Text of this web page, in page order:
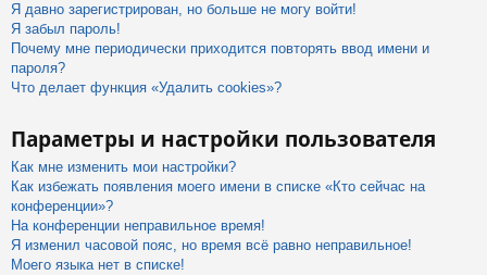
Я давно зарегистрирован, но больше не могу войти!
Я забыл пароль!
Почему мне периодически приходится повторять ввод имени и
пароля?
Что делает функция «Удалить cookies»?
Параметры и настройки пользователя
Как мне изменить мои настройки?
Как избежать появления моего имени в списке «Кто сейчас на
конференции»?
На конференции неправильное время!
Я изменил часовой пояс, но время всё равно неправильное!
Моего языка нет в списке!